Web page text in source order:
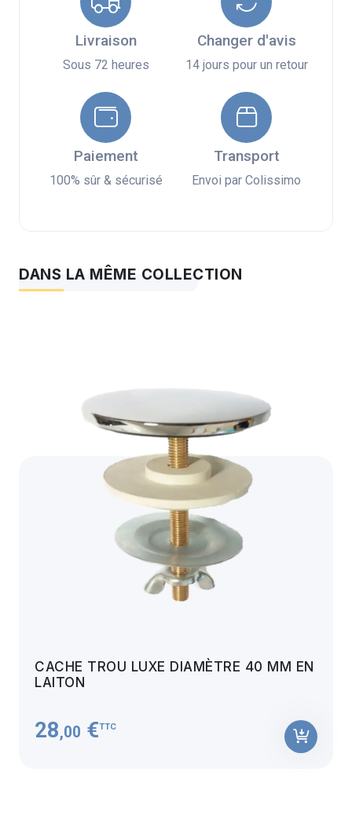
Livraison
Sous 72 heures
Changer d'avis
14 jours pour un retour
Paiement
100% sûr & sécurisé
Transport
Envoi par Colissimo
DANS LA MÊME COLLECTION
CACHE TROU LUXE DIAMÈTRE 40 MM EN
LAITON
28,00 €TTC